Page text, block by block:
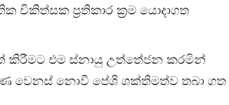
චිකිත්සක ප්‍රතිකාර ක්‍රම යොදාගත
එම ස්නායු උත්තේජන කරමින්
වෙනස් නොවී පේශි ශක්තිමත්ව තබා ගත